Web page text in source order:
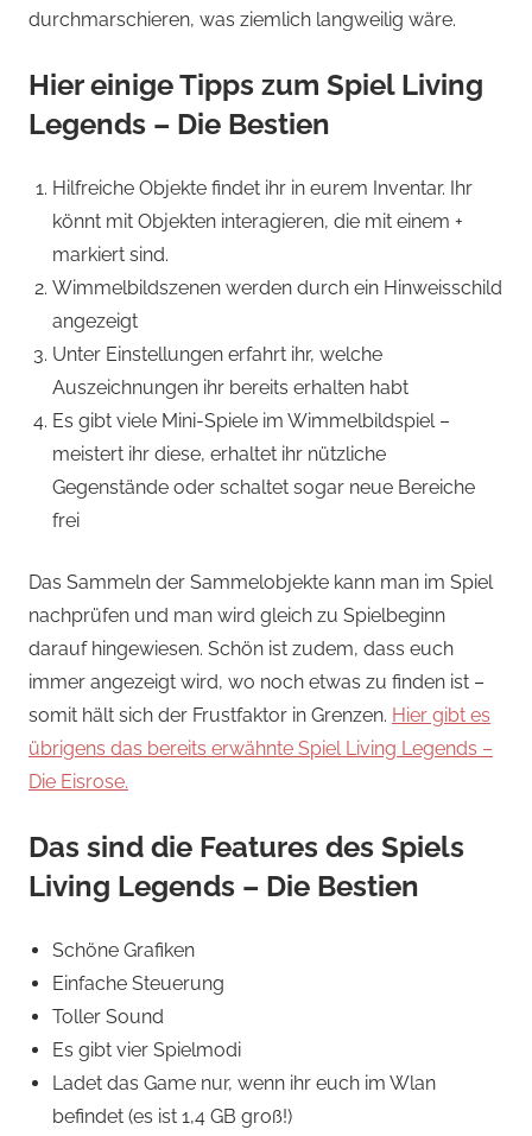
durchmarschieren, was ziemlich langweilig wäre.
Hier einige Tipps zum Spiel Living
Legends – Die Bestien
Hilfreiche Objekte findet ihr in eurem Inventar. Ihr
könnt mit Objekten interagieren, die mit einem +
markiert sind.
Wimmelbildszenen werden durch ein Hinweisschild
angezeigt
Unter Einstellungen erfahrt ihr, welche
Auszeichnungen ihr bereits erhalten habt
Es gibt viele Mini-Spiele im Wimmelbildspiel –
meistert ihr diese, erhaltet ihr nützliche
Gegenstände oder schaltet sogar neue Bereiche
frei
Das Sammeln der Sammelobjekte kann man im Spiel
nachprüfen und man wird gleich zu Spielbeginn
darauf hingewiesen. Schön ist zudem, dass euch
immer angezeigt wird, wo noch etwas zu finden ist –
somit hält sich der Frustfaktor in Grenzen. Hier gibt es
übrigens das bereits erwähnte Spiel Living Legends –
Die Eisrose.
Das sind die Features des Spiels
Living Legends – Die Bestien
Schöne Grafiken
Einfache Steuerung
Toller Sound
Es gibt vier Spielmodi
Ladet das Game nur, wenn ihr euch im Wlan
befindet (es ist 1,4 GB groß!)